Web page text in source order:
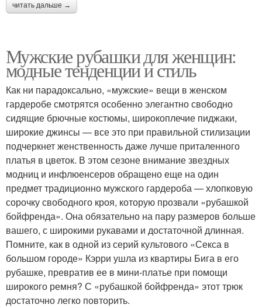
читать дальше →
Мужские рубашки для женщин:
модные тенденции и стиль
Как ни парадоксально, «мужские» вещи в женском
гардеробе смотрятся особенно элегантно свободно
сидящие брючные костюмы, широкоплечие пиджаки,
широкие джинсы — все это при правильной стилизации
подчеркнет женственность даже лучше приталенного
платья в цветок. В этом сезоне внимание звездных
модниц и инфлюенсеров обращено еще на один
предмет традиционно мужского гардероба — хлопковую
сорочку свободного кроя, которую прозвали «рубашкой
бойфренда». Она обязательно на пару размеров больше
вашего, с широкими рукавами и достаточной длинная.
Помните, как в одной из серий культового «Секса в
большом городе» Кэрри ушла из квартиры Бига в его
рубашке, превратив ее в мини-платье при помощи
широкого ремня? С «рубашкой бойфренда» этот трюк
достаточно легко повторить.